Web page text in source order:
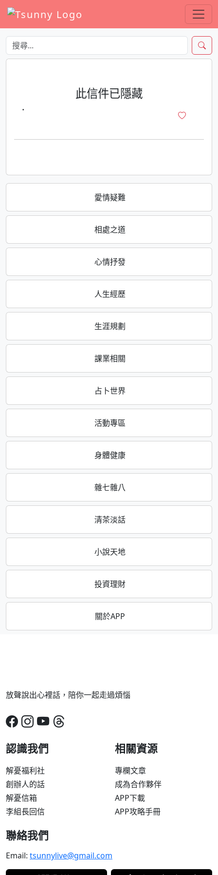
愛情疑難
相處之道
心情抒發
人生經歷
生涯規劃
課業相關
占卜世界
活動專區
身體健康
雜七雜八
清茶淡話
小說天地
投資理財
關於APP
此信件已隱藏
·
放聲說出心裡話，陪你一起走過煩惱
認識我們
解憂福利社
創辦人的話
解憂信箱
李組長回信
相關資源
專欄文章
成為合作夥伴
APP下載
APP攻略手冊
聯絡我們
Email: tsunnylive@gmail.com